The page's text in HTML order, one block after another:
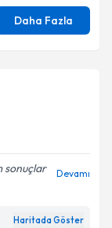
Daha Fazla
sonuçlar
Devamı
Haritada Göster